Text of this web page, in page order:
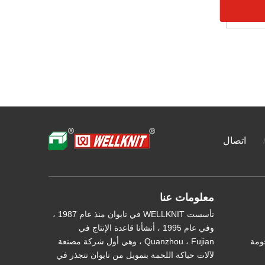
/ اتصال
معلومات عنا
تأسست WELLKNIT في تايوان منذ عام 1987 ،
وفي عام 1995 ، أنشأنا قاعدة الإنتاج في
Quanzhou ، Fujian ، وهي أول شركة مصنعة
لآلات حياكة اللحمة بتمويل من تايوان تتجذر في